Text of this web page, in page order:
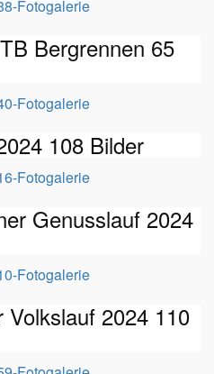
Bergrennen 65
108 Bilder
Genusslauf 2024
Volkslauf 2024 110